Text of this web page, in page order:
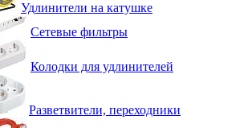
Удлинители на катушке
Сетевые фильтры
Колодки для удлинителей
Разветвители, переходники